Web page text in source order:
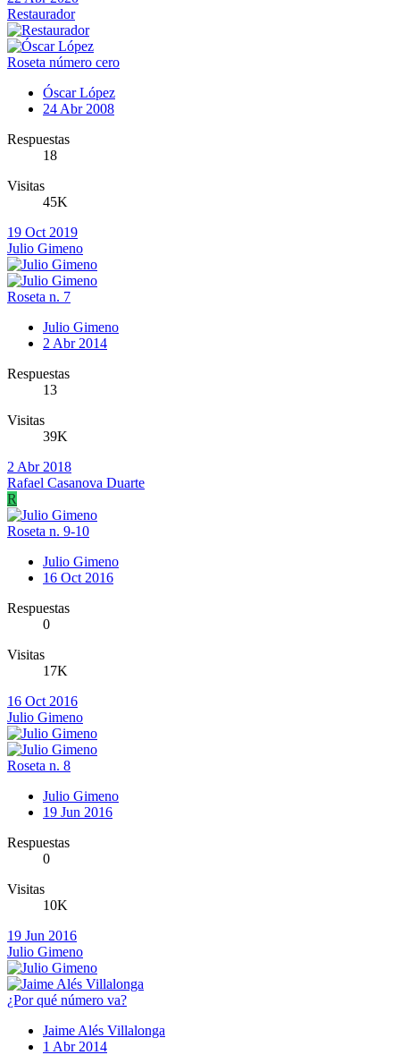
Restaurador
Roseta número cero
Óscar López
24 Abr 2008
Respuestas
18
Visitas
45K
19 Oct 2019
Julio Gimeno
Roseta n. 7
Julio Gimeno
2 Abr 2014
Respuestas
13
Visitas
39K
2 Abr 2018
Rafael Casanova Duarte
R
Roseta n. 9-10
Julio Gimeno
16 Oct 2016
Respuestas
0
Visitas
17K
16 Oct 2016
Julio Gimeno
Roseta n. 8
Julio Gimeno
19 Jun 2016
Respuestas
0
Visitas
10K
19 Jun 2016
Julio Gimeno
¿Por qué número va?
Jaime Alés Villalonga
1 Abr 2014